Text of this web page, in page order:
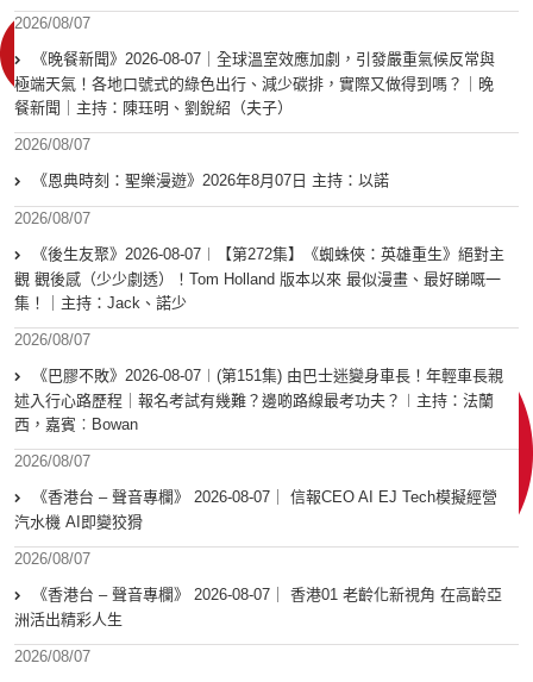
2026/08/07
《晚餐新聞》2026-08-07｜全球溫室效應加劇，引發嚴重氣候反常與
極端天氣！各地口號式的綠色出行、減少碳排，實際又做得到嗎？｜晚
餐新聞｜主持：陳珏明、劉銳紹（夫子）
2026/08/07
《恩典時刻：聖樂漫遊》2026年8月07日 主持：以諾
2026/08/07
《後生友聚》2026-08-07︱【第272集】《蜘蛛俠：英雄重生》絕對主
觀 觀後感（少少劇透）！Tom Holland 版本以來 最似漫畫、最好睇嘅一
集！｜主持：Jack、諾少
2026/08/07
《巴膠不敗》2026-08-07︱(第151集) 由巴士迷變身車長！年輕車長親
述入行心路歷程｜報名考試有幾難？邊啲路線最考功夫？︱主持：法蘭
西，嘉賓︰Bowan
2026/08/07
《香港台 – 聲音專欄》 2026-08-07｜ 信報CEO AI EJ Tech模擬經營
汽水機 AI即變狡猾
2026/08/07
《香港台 – 聲音專欄》 2026-08-07｜ 香港01 老齡化新視角 在高齡亞
洲活出精彩人生
2026/08/07